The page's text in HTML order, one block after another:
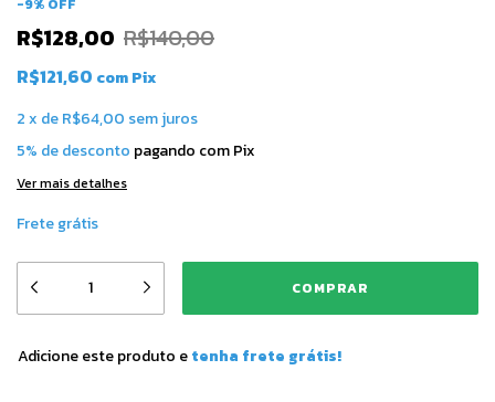
-9% OFF
R$128,00 R$140,00
R$121,60 comPix
2x deR$64,00 sem juros
5% de desconto pagando com Pix
Ver mais detalhes
Frete grátis
Adicione este produto etenha frete grátis!